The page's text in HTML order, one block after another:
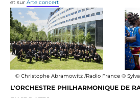
et sur Arte concert
© Christophe Abramowitz /Radio France ©
L'ORCHESTRE PHILHARMONIQUE DE